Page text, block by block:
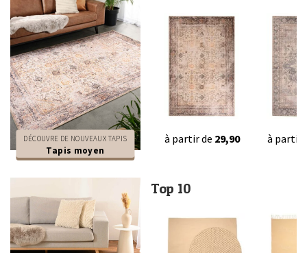
DÉCOUVRE DE NOUVEAUX TAPIS
Tapis moyen
à partir de 29,90 à partir
Top 10